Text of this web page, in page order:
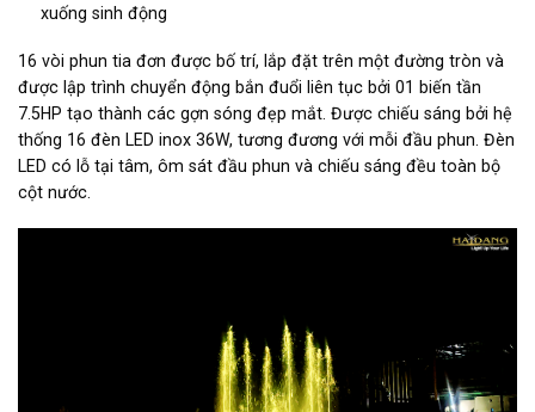
xuống sinh động
16 vòi phun tia đơn được bố trí, lắp đặt trên một đường tròn và
được lập trình chuyển động bắn đuổi liên tục bởi 01 biến tần
7.5HP tạo thành các gợn sóng đẹp mắt. Được chiếu sáng bởi hệ
thống 16 đèn LED inox 36W, tương đương với mỗi đầu phun. Đèn
LED có lỗ tại tâm, ôm sát đầu phun và chiếu sáng đều toàn bộ
cột nước.